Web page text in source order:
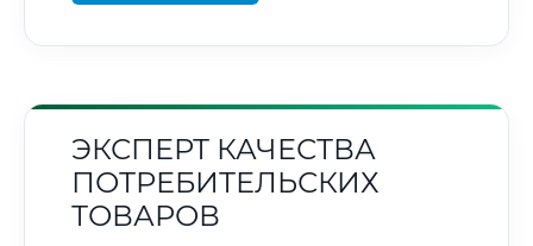
ЭКСПЕРТ КАЧЕСТВА
ПОТРЕБИТЕЛЬСКИХ
ТОВАРОВ